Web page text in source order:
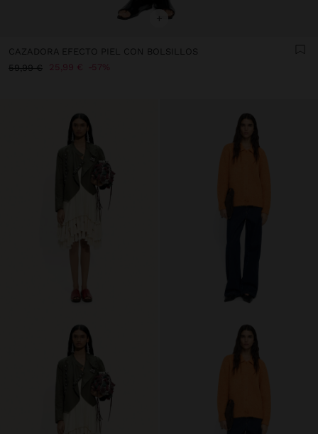
+
CAZADORA EFECTO PIEL CON BOLSILLOS
59,99 €
25,99 € 57%